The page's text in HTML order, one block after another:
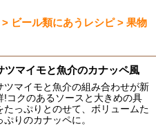
ビール類にあうレシピ > 果物
ツマイモと魚介のカナッペ風
ツマイモと魚介の組み合わせが新
!コクのあるソースと大きめの具
たっぷりとのせて、ボリュームた
ぷりのカナッペに。